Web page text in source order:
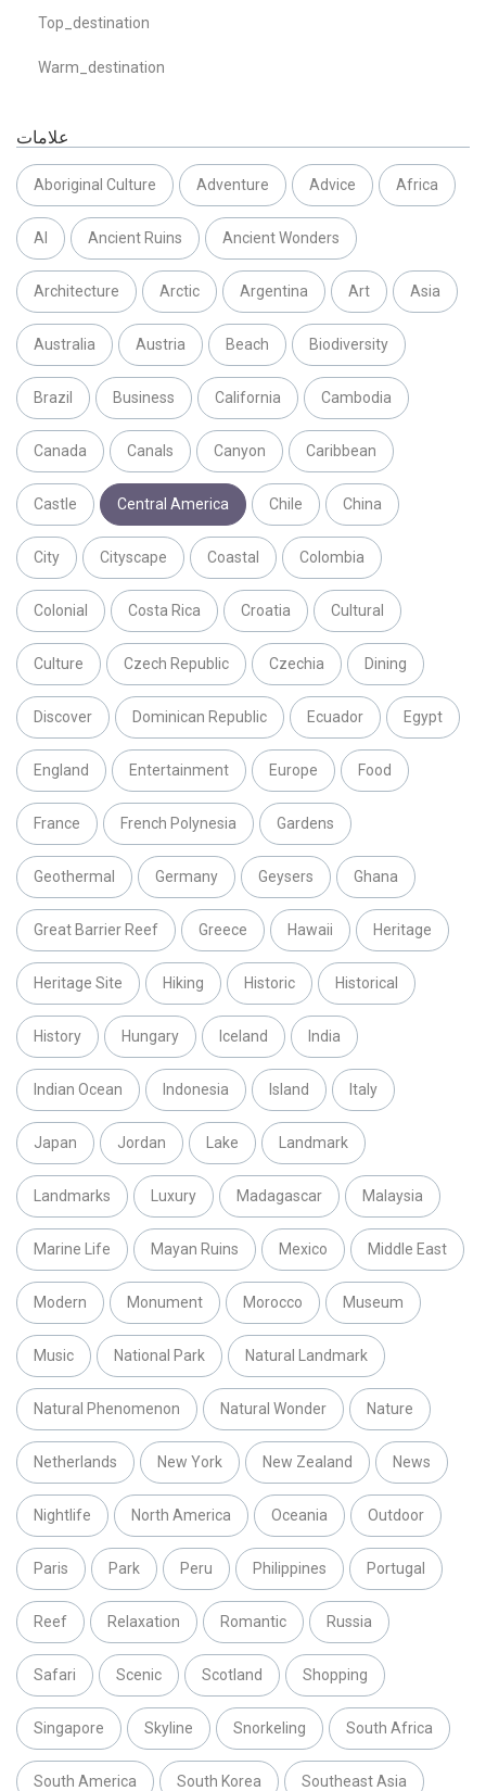
Top_destination
Warm_destination
علامات
Aboriginal Culture Adventure Advice Africa
AI Ancient Ruins Ancient Wonders
Architecture Arctic Argentina Art Asia
Australia Austria Beach Biodiversity
Brazil Business California Cambodia
Canada Canals Canyon Caribbean
Castle Central America Chile China
City Cityscape Coastal Colombia
Colonial Costa Rica Croatia Cultural
Culture Czech Republic Czechia Dining
Discover Dominican Republic Ecuador Egypt
England Entertainment Europe Food
France French Polynesia Gardens
Geothermal Germany Geysers Ghana
Great Barrier Reef Greece Hawaii Heritage
Heritage Site Hiking Historic Historical
History Hungary Iceland India
Indian Ocean Indonesia Island Italy
Japan Jordan Lake Landmark
Landmarks Luxury Madagascar Malaysia
Marine Life Mayan Ruins Mexico Middle East
Modern Monument Morocco Museum
Music National Park Natural Landmark
Natural Phenomenon Natural Wonder Nature
Netherlands New York New Zealand News
Nightlife North America Oceania Outdoor
Paris Park Peru Philippines Portugal
Reef Relaxation Romantic Russia
Safari Scenic Scotland Shopping
Singapore Skyline Snorkeling South Africa
South America South Korea Southeast Asia